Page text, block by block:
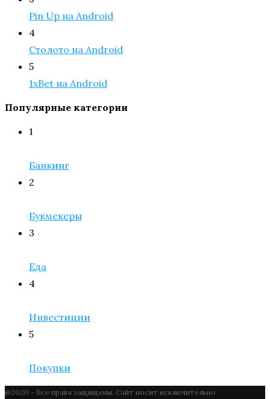
Pin Up на Android
4
Столото на Android
5
1xBet на Android
Популярные категории
1
Банкинг
2
Букмекеры
3
Еда
4
Инвестиции
5
Покупки
@2020 - Все права защищены. Сайт носит исключительно